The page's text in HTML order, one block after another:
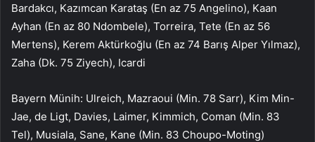
Bardakcı, Kazımcan Karataş (En az 75 Angelino), Kaan
Ayhan (En az 80 Ndombele), Torreira, Tete (En az 56
Mertens), Kerem Aktürkoğlu (En az 74 Barış Alper Yılmaz),
Zaha (Dk. 75 Ziyech), Icardi
Bayern Münih: Ulreich, Mazraoui (Min. 78 Sarr), Kim Min-
Jae, de Ligt, Davies, Laimer, Kimmich, Coman (Min. 83
Tel), Musiala, Sane, Kane (Min. 83 Choupo-Moting)